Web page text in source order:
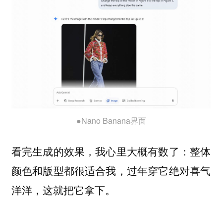
●Nano Banana界面
看完生成的效果，我心里大概有数了：整体
颜色和版型都很适合我，过年穿它绝对喜气
洋洋，这就把它拿下。